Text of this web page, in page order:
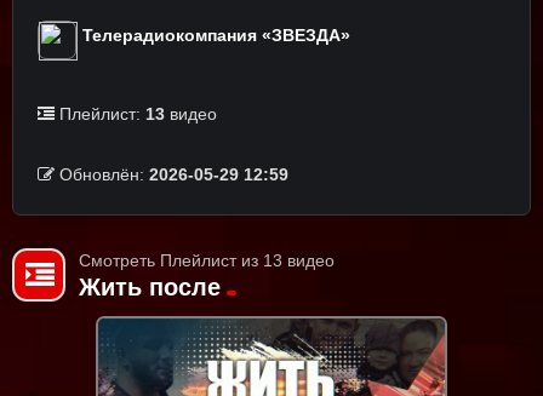
Телерадиокомпания «ЗВЕЗДА»
Плейлист: 13 видео
Обновлён: 2026-05-29 12:59
Смотреть Плейлист из 13 видео
Жить после